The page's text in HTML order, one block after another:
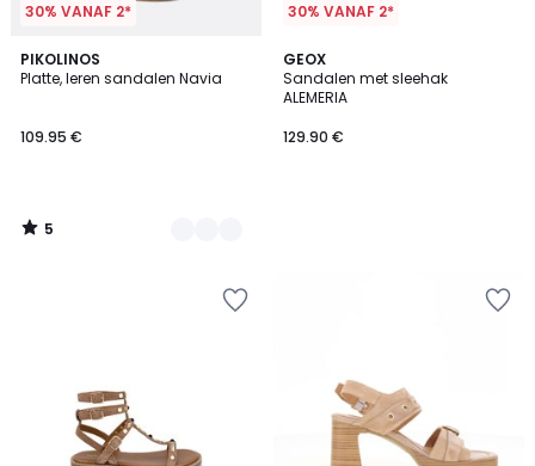
30% VANAF 2*
PIKOLINOS
Platte, leren sandalen Navia
109.95 €
5
/
2
Kleuren
5
/
30% VANAF 2*
GEOX
Sandalen met sleehak
ALEMERIA
129.90 €